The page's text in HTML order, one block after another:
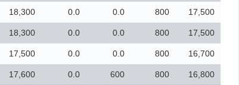
18,300 0.0 0.0 800 17,500
18,300 0.0 0.0 800 17,500
17,500 0.0 0.0 800 16,700
17,600 0.0 600 800 16,800